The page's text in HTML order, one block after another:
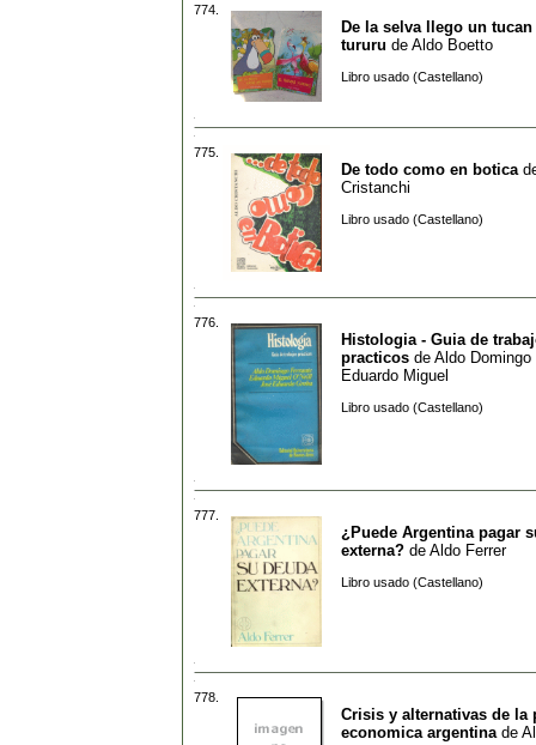
774.
De la selva llego un
tururu de Aldo Boetto
Libro usado (Castellano)
775.
De todo como en botica
Cristanchi
Libro usado (Castellano)
776.
Histologia - Guia de
practicos de Aldo Domingo
Eduardo Miguel
Libro usado (Castellano)
777.
¿Puede Argentina pagar
externa? de Aldo Ferrer
Libro usado (Castellano)
778.
Crisis y alternativas de la
economica argentina de